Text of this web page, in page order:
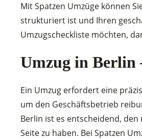
Mit Spatzen Umzüge können
strukturiert ist und Ihren
Umzugscheckliste möchten,
Umzug in Berlin
Ein Umzug erfordert eine
um den Geschäftsbetrieb
Berlin ist es entscheidend,
Seite zu haben. Bei Spatzen